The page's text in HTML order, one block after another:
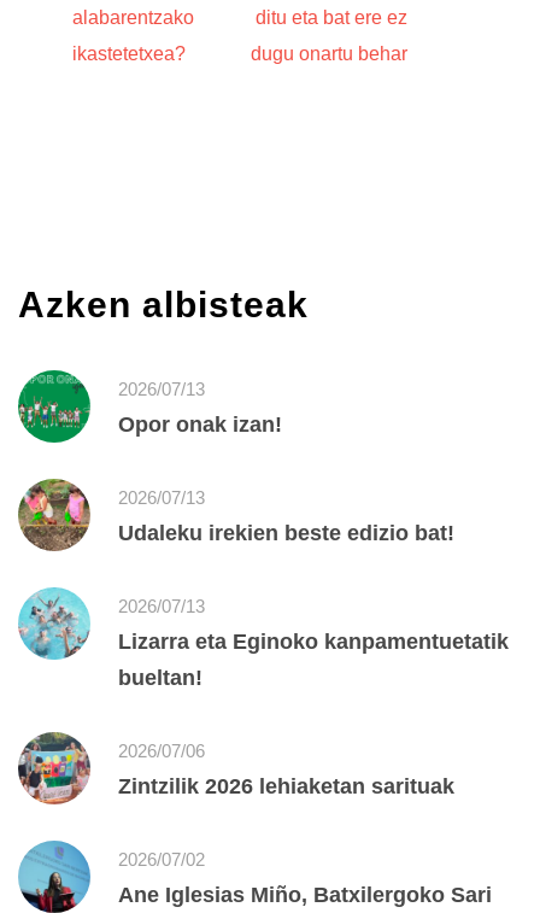
alabarentzako
ikastetetxea?
ditu eta bat ere ez
dugu onartu behar
Azken albisteak
2026/07/13
Opor onak izan!
2026/07/13
Udaleku irekien beste edizio bat!
2026/07/13
Lizarra eta Eginoko kanpamentuetatik
bueltan!
2026/07/06
Zintzilik 2026 lehiaketan sarituak
2026/07/02
Ane Iglesias Miño, Batxilergoko Sari